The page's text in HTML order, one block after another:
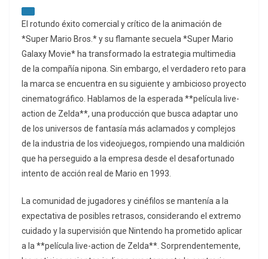
El rotundo éxito comercial y crítico de la animación de
*Super Mario Bros.* y su flamante secuela *Super Mario
Galaxy Movie* ha transformado la estrategia multimedia
de la compañía nipona. Sin embargo, el verdadero reto para
la marca se encuentra en su siguiente y ambicioso proyecto
cinematográfico. Hablamos de la esperada **película live-
action de Zelda**, una producción que busca adaptar uno
de los universos de fantasía más aclamados y complejos
de la industria de los videojuegos, rompiendo una maldición
que ha perseguido a la empresa desde el desafortunado
intento de acción real de Mario en 1993.
La comunidad de jugadores y cinéfilos se mantenía a la
expectativa de posibles retrasos, considerando el extremo
cuidado y la supervisión que Nintendo ha prometido aplicar
a la **película live-action de Zelda**. Sorprendentemente,